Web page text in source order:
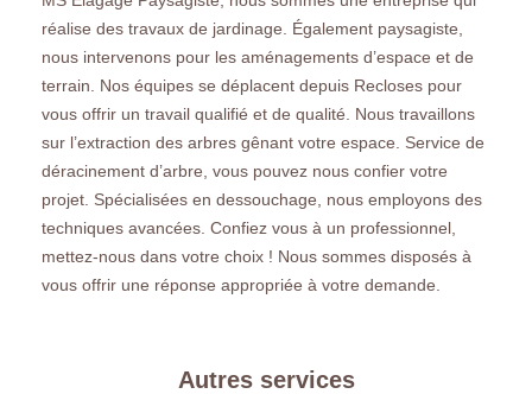
réalise des travaux de jardinage. Également paysagiste,
nous intervenons pour les aménagements d’espace et de
terrain. Nos équipes se déplacent depuis Recloses pour
vous offrir un travail qualifié et de qualité. Nous travaillons
sur l’extraction des arbres gênant votre espace. Service de
déracinement d’arbre, vous pouvez nous confier votre
projet. Spécialisées en dessouchage, nous employons des
techniques avancées. Confiez vous à un professionnel,
mettez-nous dans votre choix ! Nous sommes disposés à
vous offrir une réponse appropriée à votre demande.
Autres services